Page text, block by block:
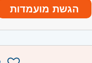
טווח - חובה
הגשת מועמדות